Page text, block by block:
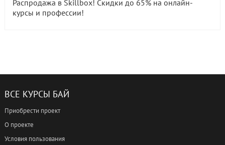
Распродажа в Skillbox! Скидки до 65% на онлайн-
курсы и профессии!
ВСЕ КУРСЫ БАЙ
Приобрести проект
О проекте
Условия пользования